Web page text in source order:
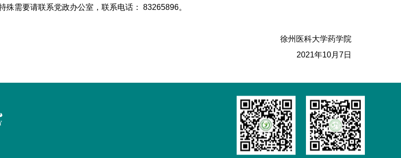
殊需要请联系党政办公室，联系电话： 83265896。
徐州医科大学药学院
2021年10月7日